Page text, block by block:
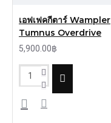
เอฟเฟคกีตาร์ Wampler
Tumnus Overdrive
5,900.00฿